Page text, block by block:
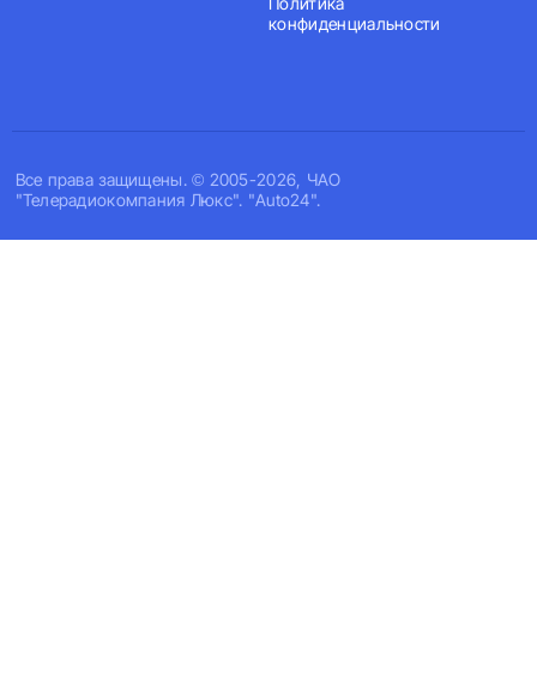
Все права защищены. © 2005-2026, ЧАО
"Телерадиокомпания Люкс". "Auto24".
конфиденциальности